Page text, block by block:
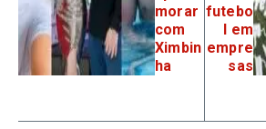
morar
com
Ximbin
ha
futebo
l em
empre
sas